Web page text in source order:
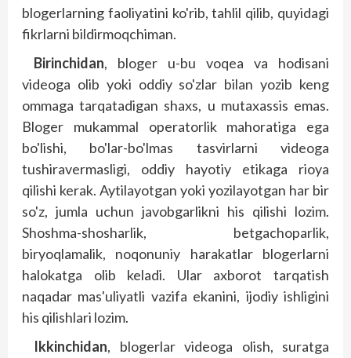
blogerlarning faoliyatini ko'rib, tahlil qilib, quyidagi
fikrlarni bildirmoqchiman.
Birinchidan, bloger u-bu voqea va hodisani
videoga olib yoki oddiy so'zlar bilan yozib keng
ommaga tar­qatadigan shaxs, u mutaxassis emas.
Bloger mukammal operatorlik mahoratiga ega
bo'lishi, bo'lar-bo'lmas tasvirlarni videoga
tushiravermasligi, oddiy hayotiy etikaga rioya
qilishi kerak. Aytilayotgan yoki yozilayotgan har bir
so'z, jumla uchun javobgarlikni his qilishi lozim.
Shoshma-shosharlik, betgachoparlik,
biryoqlamalik, noqonuniy harakatlar blogerlarni
halokatga olib keladi. Ular axborot tarqatish
naqadar mas'uliyatli vazifa ekanini, ijodiy ishligini
his qilishlari lozim.
Ikkinchidan, blogerlar videoga olish, suratga